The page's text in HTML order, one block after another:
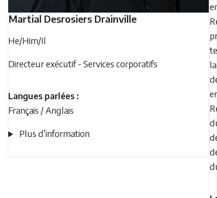
Martial Desrosiers Drainville
He/Him/Il
Directeur exécutif - Services corporatifs
Langues parlées :
Français / Anglais
Plus d’information